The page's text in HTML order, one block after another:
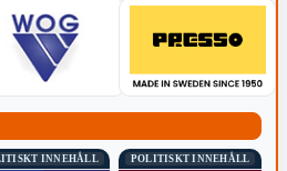
INNEHÅLL POLITISKT INNEHÅLL